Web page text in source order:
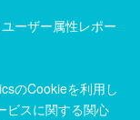
ーザー属性レポー
のCookieを利用し
ビスに関する関心